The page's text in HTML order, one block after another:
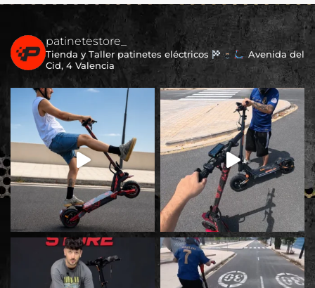
patinetestore_
Tienda y Taller patinetes eléctricos
Avenida del
Cid, 4 Valencia